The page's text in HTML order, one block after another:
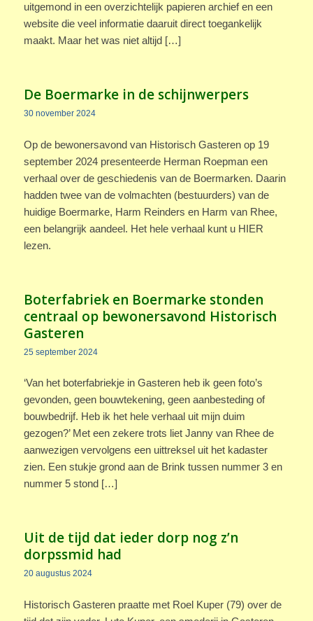
uitgemond in een overzichtelijk papieren archief en een
website die veel informatie daaruit direct toegankelijk
maakt. Maar het was niet altijd […]
De Boermarke in de schijnwerpers
30 november 2024
Op de bewonersavond van Historisch Gasteren op 19
september 2024 presenteerde Herman Roepman een
verhaal over de geschiedenis van de Boermarken. Daarin
hadden twee van de volmachten (bestuurders) van de
huidige Boermarke, Harm Reinders en Harm van Rhee,
een belangrijk aandeel. Het hele verhaal kunt u HIER
lezen.
Boterfabriek en Boermarke stonden
centraal op bewonersavond Historisch
Gasteren
25 september 2024
‘Van het boterfabriekje in Gasteren heb ik geen foto’s
gevonden, geen bouwtekening, geen aanbesteding of
bouwbedrijf. Heb ik het hele verhaal uit mijn duim
gezogen?’ Met een zekere trots liet Janny van Rhee de
aanwezigen vervolgens een uittreksel uit het kadaster
zien. Een stukje grond aan de Brink tussen nummer 3 en
nummer 5 stond […]
Uit de tijd dat ieder dorp nog z’n
dorpssmid had
20 augustus 2024
Historisch Gasteren praatte met Roel Kuper (79) over de